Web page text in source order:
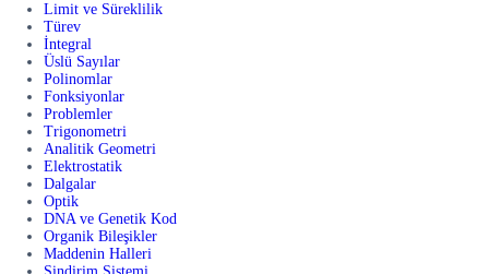
Limit ve Süreklilik
Türev
İntegral
Üslü Sayılar
Polinomlar
Fonksiyonlar
Problemler
Trigonometri
Analitik Geometri
Elektrostatik
Dalgalar
Optik
DNA ve Genetik Kod
Organik Bileşikler
Maddenin Halleri